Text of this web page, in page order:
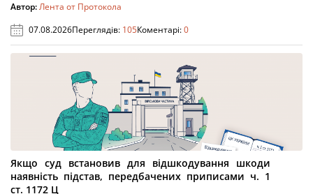
Автор:Лента от Протокола
07.08.2026Переглядів: 105Коментарі:0
Якщо суд встановив для відшкодування шкоди
наявність підстав, передбачених приписами ч. 1
ст. 1172 Ц